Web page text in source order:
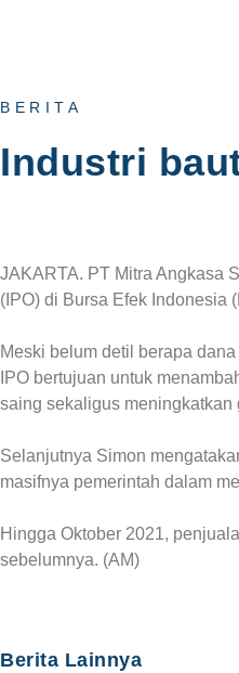
BERITA
Industri
JAKARTA. PT Mitra Angkasa
(IPO) di Bursa Efek Indonesia
Meski belum detil berapa
IPO bertujuan untuk
saing sekaligus meningkatkan
Selanjutnya Simon
masifnya pemerintah dalam
Hingga Oktober 2021,
sebelumnya. (AM)
Berita Lainnya